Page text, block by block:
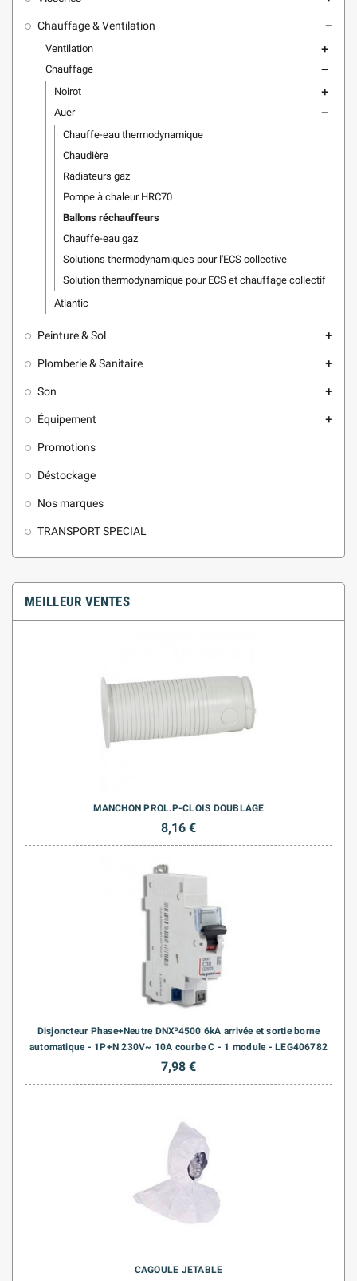
Chauffage & Ventilation remove
Ventilation add
Chauffage remove
Noirot add
Auer remove
Chauffe-eau thermodynamique
Chaudière
Radiateurs gaz
Pompe à chaleur HRC70
Ballons réchauffeurs
Chauffe-eau gaz
Solutions thermodynamiques pour l'ECS collective
Solution thermodynamique pour ECS et chauffage collectif
Atlantic
Peinture & Sol add
Plomberie & Sanitaire add
Son add
Équipement add
Promotions
Déstockage
Nos marques
TRANSPORT SPECIAL
MEILLEUR VENTES
MANCHON PROL.P-CLOIS DOUBLAGE
8,16 €
Disjoncteur Phase+Neutre DNX³4500 6kA arrivée et sortie borne
automatique - 1P+N 230V~ 10A courbe C - 1 module - LEG406782
7,98 €
CAGOULE JETABLE